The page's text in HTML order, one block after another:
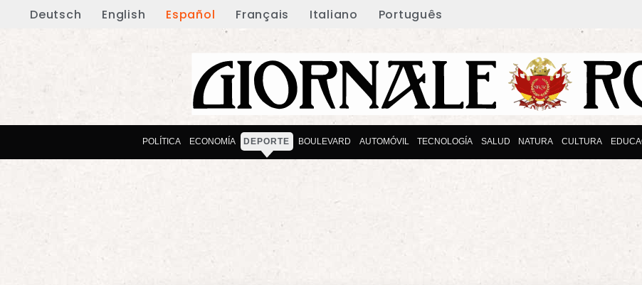
Deutsch English Español Français Italiano Português
POLÍTICA ECONOMÍA DEPORTE BOULEVARD AUTOMÓVIL TECNOLOGÍA SALUD NATURA CULTURA